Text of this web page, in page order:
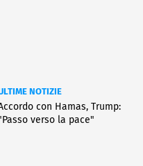
NOTIZIE
con Hamas, Trump:
verso la pace"